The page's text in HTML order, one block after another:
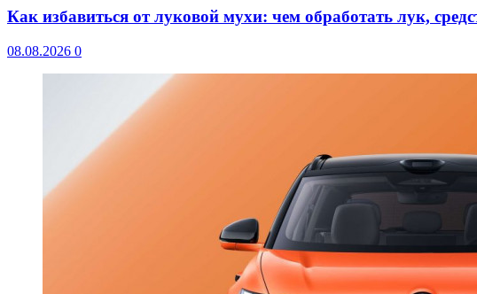
Как избавиться от луковой мухи: чем обработать лук,
08.08.2026 0